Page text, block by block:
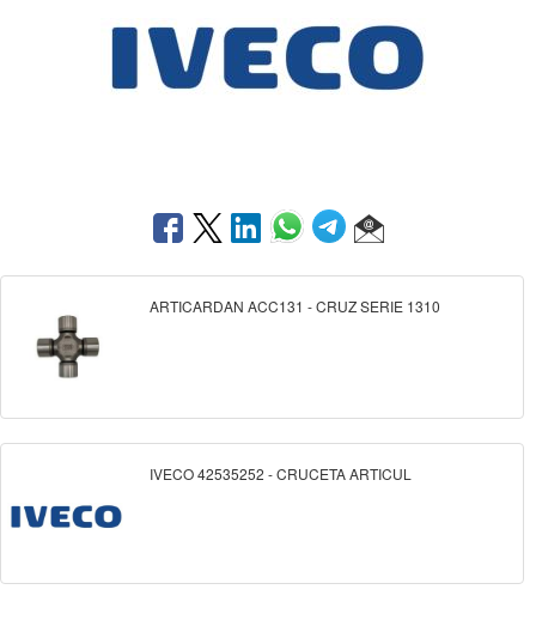
ARTICARDAN ACC131 - CRUZ SERIE 1310
IVECO 42535252 - CRUCETA ARTICUL